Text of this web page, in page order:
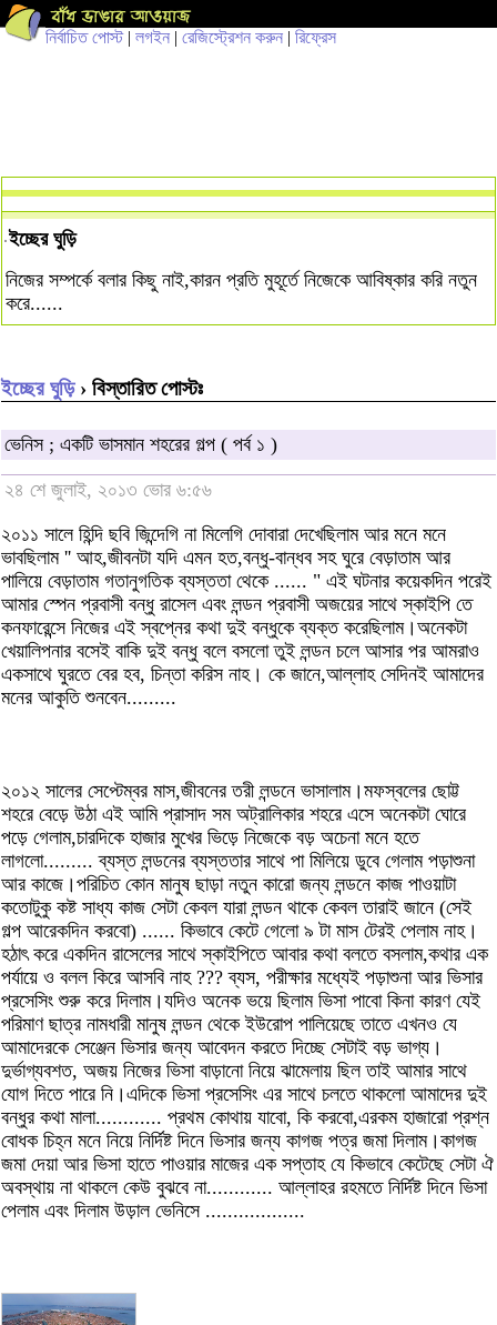
নির্বাচিত পোস্ট| লগইন | রেজিস্ট্রেশন করুন | রিফ্রেস
ইচ্ছের ঘুড়ি
নিজের সম্পর্কে বলার কিছু নাই,কারন প্রতি মুহূর্তে নিজেকে আবিষ্কার করি নতুন
করে......
ইচ্ছের ঘুড়ি› বিস্তারিত পোস্টঃ
ভেনিস ; একটি ভাসমান শহরের গল্প ( পর্ব ১ )
২৪ শে জুলাই, ২০১৩ ভোর ৬:৫৬
২০১১ সালে হিন্দি ছবি জিন্দেগি না মিলেগি দোবারা দেখেছিলাম আর মনে মনে
ভাবছিলাম '' আহ,জীবনটা যদি এমন হত,বন্ধু-বান্ধব সহ ঘুরে বেড়াতাম আর
পালিয়ে বেড়াতাম গতানুগতিক ব্যস্ততা থেকে ...... " এই ঘটনার কয়েকদিন পরেই
আমার স্পেন প্রবাসী বন্ধু রাসেল এবং লন্ডন প্রবাসী অজয়ের সাথে স্কাইপি তে
কনফারেন্সে নিজের এই স্বপ্নের কথা দুই বন্ধুকে ব্যক্ত করেছিলাম।অনেকটা
খেয়ালিপনার বসেই বাকি দুই বন্ধু বলে বসলো তুই লন্ডন চলে আসার পর আমরাও
একসাথে ঘুরতে বের হব, চিন্তা করিস নাহ। কে জানে,আল্লাহ সেদিনই আমাদের
মনের আকুতি শুনবেন.........
২০১২ সালের সেপ্টেম্বর মাস,জীবনের তরী লন্ডনে ভাসালাম।মফস্বলের ছোট্ট
শহরে বেড়ে উঠা এই আমি প্রাসাদ সম অট্রালিকার শহরে এসে অনেকটা ঘোরে
পড়ে গেলাম,চারদিকে হাজার মুখের ভিড়ে নিজেকে বড় অচেনা মনে হতে
লাগলো......... ব্যস্ত লন্ডনের ব্যস্ততার সাথে পা মিলিয়ে ডুবে গেলাম পড়াশুনা
আর কাজে।পরিচিত কোন মানুষ ছাড়া নতুন কারো জন্য লন্ডনে কাজ পাওয়াটা
কতোটুকু কষ্ট সাধ্য কাজ সেটা কেবল যারা লন্ডন থাকে কেবল তারাই জানে (সেই
গল্প আরেকদিন করবো) ...... কিভাবে কেটে গেলো ৯ টা মাস টেরই পেলাম নাহ।
হঠাৎ করে একদিন রাসেলের সাথে স্কাইপিতে আবার কথা বলতে বসলাম,কথার এক
পর্যায়ে ও বলল কিরে আসবি নাহ ??? ব্যস, পরীক্ষার মধ্যেই পড়াশুনা আর ভিসার
প্রসেসিং শুরু করে দিলাম।যদিও অনেক ভয়ে ছিলাম ভিসা পাবো কিনা কারণ যেই
পরিমাণ ছাত্র নামধারী মানুষ লন্ডন থেকে ইউরোপ পালিয়েছে তাতে এখনও যে
আমাদেরকে সেঞ্জেন ভিসার জন্য আবেদন করতে দিচ্ছে সেটাই বড় ভাগ্য।
দুর্ভাগ্যবশত, অজয় নিজের ভিসা বাড়ানো নিয়ে ঝামেলায় ছিল তাই আমার সাথে
যোগ দিতে পারে নি।এদিকে ভিসা প্রসেসিং এর সাথে চলতে থাকলো আমাদের দুই
বন্ধুর কথা মালা............ প্রথম কোথায় যাবো, কি করবো,এরকম হাজারো প্রশ্ন
বোধক চিহ্ন মনে নিয়ে নির্দিষ্ট দিনে ভিসার জন্য কাগজ পত্র জমা দিলাম।কাগজ
জমা দেয়া আর ভিসা হাতে পাওয়ার মাজের এক সপ্তাহ যে কিভাবে কেটেছে সেটা ঐ
অবস্থায় না থাকলে কেউ বুঝবে না............ আল্লাহর রহমতে নির্দিষ্ট দিনে ভিসা
পেলাম এবং দিলাম উড়াল ভেনিসে ..................